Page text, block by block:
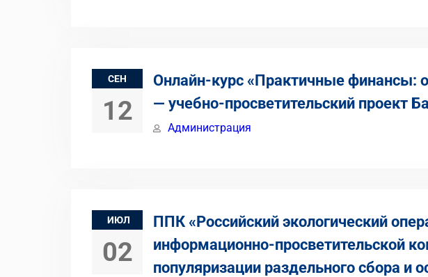
СЕН
12
Онлайн-курс «Практичные финансы:
— учебно-просветительский проект
Администрация
ИЮЛ
02
ППК «Российский экологический
информационно-просветительской
популяризации раздельного сбора и